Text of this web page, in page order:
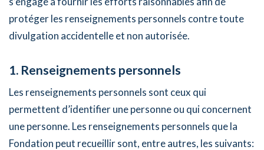
protéger les renseignements personnels contre toute
divulgation accidentelle et non autorisée.
1. Renseignements personnels
Les renseignements personnels sont ceux qui
permettent d’identifier une personne ou qui concernent
une personne. Les renseignements personnels que la
Fondation peut recueillir sont, entre autres, les suivants: